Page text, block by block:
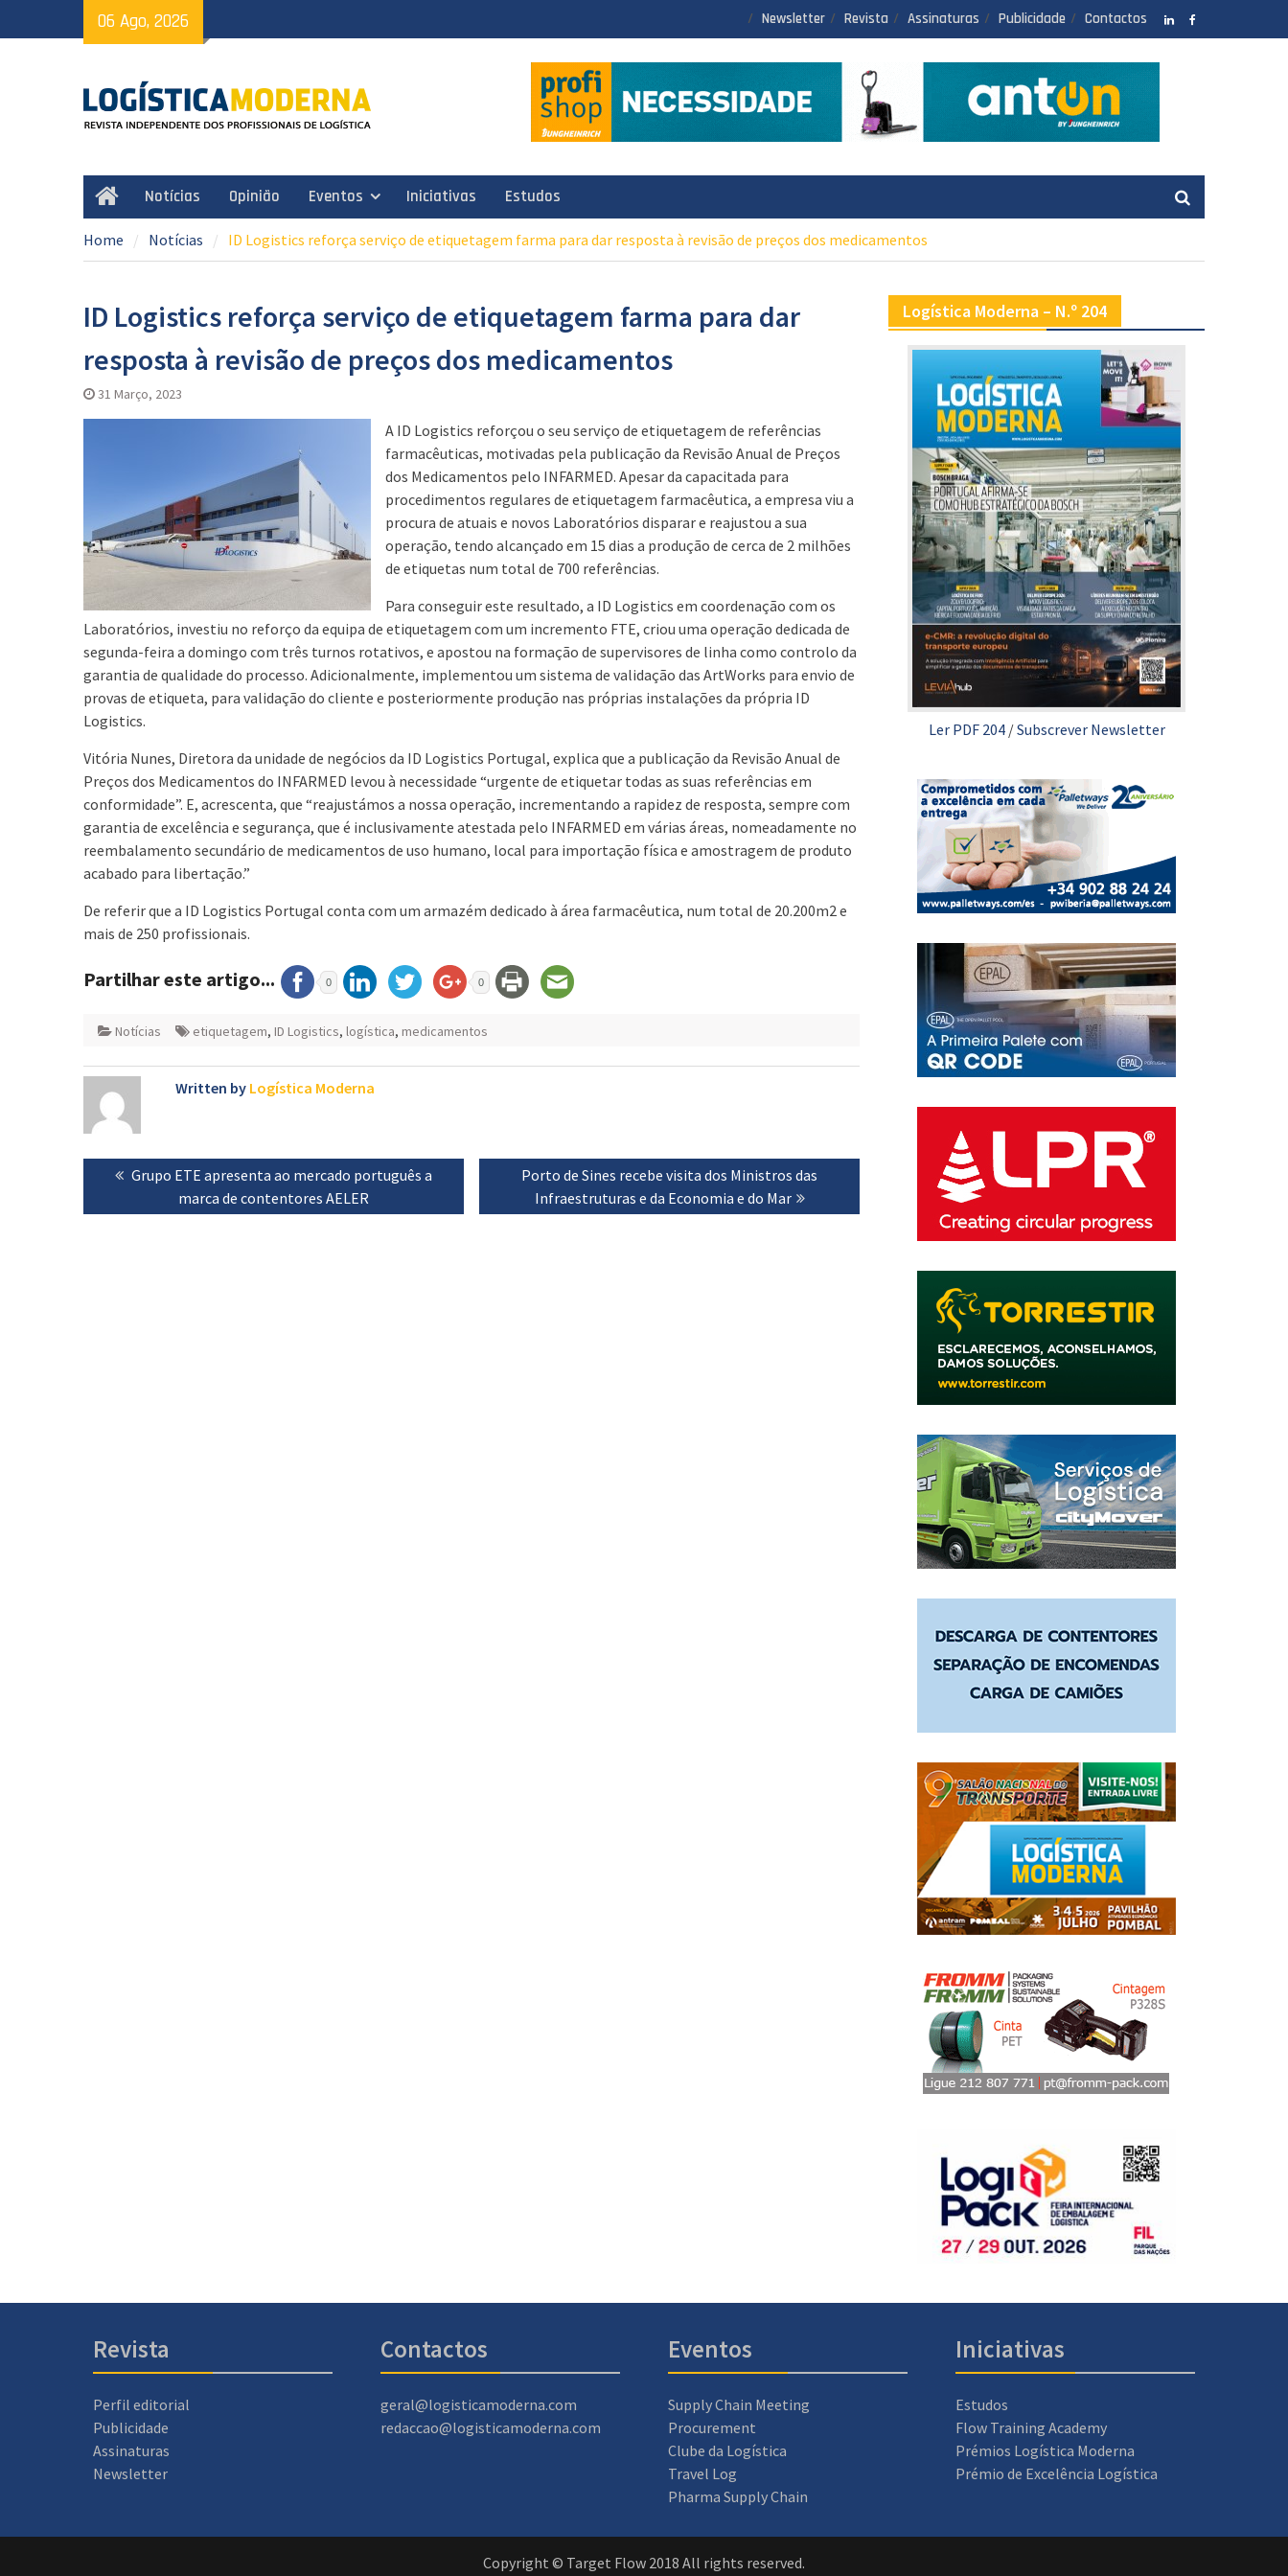
to
06 Ago, 2026 Newsletter Revista Assinaturas Publicidade Contactos
HomeNotícias Opinião Eventos Iniciativas Estudos
Home Notícias ID Logistics reforça serviço de etiquetagem farma para dar resposta à revisão de preços dos medicamentos
ID Logistics reforça serviço de etiquetagem farma para dar
resposta à revisão de preços dos medicamentos
31 Março, 2023
A ID Logistics reforçou o seu serviço de etiquetagem de referências
farmacêuticas, motivadas pela publicação da Revisão Anual de Preços
dos Medicamentos pelo INFARMED. Apesar da capacitada para
procedimentos regulares de etiquetagem farmacêutica, a empresa viu a
procura de atuais e novos Laboratórios disparar e reajustou a sua
operação, tendo alcançado em 15 dias a produção de cerca de 2 milhões
de etiquetas num total de 700 referências.
Para conseguir este resultado, a ID Logistics em coordenação com os
Laboratórios, investiu no reforço da equipa de etiquetagem com um incremento FTE, criou uma operação dedicada de
segunda-feira a domingo com três turnos rotativos, e apostou na formação de supervisores de linha como controlo da
garantia de qualidade do processo. Adicionalmente, implementou um sistema de validação das ArtWorks para envio de
provas de etiqueta, para validação do cliente e posteriormente produção nas próprias instalações da própria ID
Logistics.
Vitória Nunes, Diretora da unidade de negócios da ID Logistics Portugal, explica que a publicação da Revisão Anual de
Preços dos Medicamentos do INFARMED levou à necessidade “urgente de etiquetar todas as suas referências em
conformidade”. E, acrescenta, que “reajustámos a nossa operação, incrementando a rapidez de resposta, sempre com
garantia de excelência e segurança, que é inclusivamente atestada pelo INFARMED em várias áreas, nomeadamente no
reembalamento secundário de medicamentos de uso humano, local para importação física e amostragem de produto
acabado para libertação.”
De referir que a ID Logistics Portugal conta com um armazém dedicado à área farmacêutica, num total de 20.200m2 e
mais de 250 profissionais.
Partilhar este artigo... 0 0
Notícias etiquetagem, ID Logistics, logística, medicamentos
Written by Logística Moderna
Navegação
artigos
Previous
Grupo ETE apresenta ao mercado português a
marca de contentores AELER
Next
post:
Porto de Sines recebe visita dos Ministros das
Infraestruturas e da Economia e do Mar
Logística Moderna – N.º 204
Ler PDF 204/Subscrever Newsletter
Revista
Perfil editorial
Publicidade
Assinaturas
Newsletter
Contactos
geral@logisticamoderna.com
redaccao@logisticamoderna.com
Eventos
Supply Chain Meeting
Procurement
Clube da Logística
Travel Log
Pharma Supply Chain
Iniciativas
Estudos
Flow Training Academy
Prémios Logística Moderna
Prémio de Excelência Logística
Copyright © Target Flow 2018 All rights reserved.